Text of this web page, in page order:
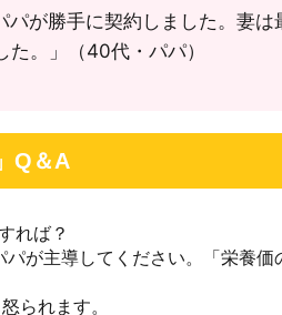
パが勝手に契約しました。妻
。」（40代・パパ）
Q＆A
れば？
が主導してください。「栄養
られます。